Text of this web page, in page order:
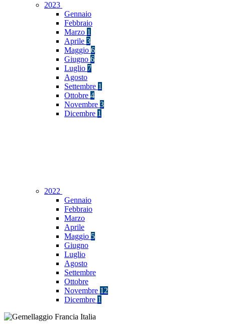
2023
Gennaio
Febbraio
Marzo 1
Aprile 3
Maggio 6
Giugno 6
Luglio 7
Agosto
Settembre 1
Ottobre 4
Novembre 3
Dicembre 1
2022
Gennaio
Febbraio
Marzo
Aprile
Maggio 5
Giugno
Luglio
Agosto
Settembre
Ottobre
Novembre 12
Dicembre 1